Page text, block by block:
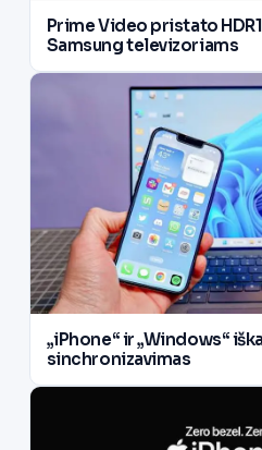
Prime Video pristato
Samsung televizoriams
„iPhone“ ir „Windows“
sinchronizavimas